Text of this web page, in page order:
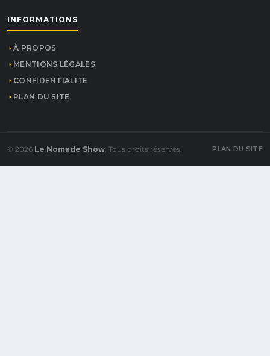
INFORMATIONS
À PROPOS
MENTIONS LÉGALES
CONFIDENTIALITÉ
PLAN DU SITE
© 2026 Le Nomade Show. Tous droits réservés. PLAN DU SITE